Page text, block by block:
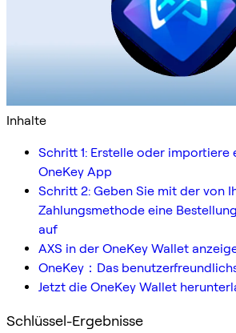
Inhalte
Schritt 1: Erstelle oder importiere
OneKey App
Schritt 2: Geben Sie mit der von
Zahlungsmethode eine
auf
AXS in der OneKey Wallet
OneKey：Das
Jetzt die OneKey Wallet
Schlüssel-Ergebnisse